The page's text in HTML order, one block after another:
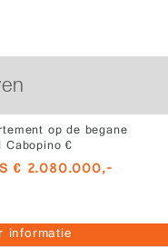
op de begane
Cabopino €
€ 2.080.000,-
informatie